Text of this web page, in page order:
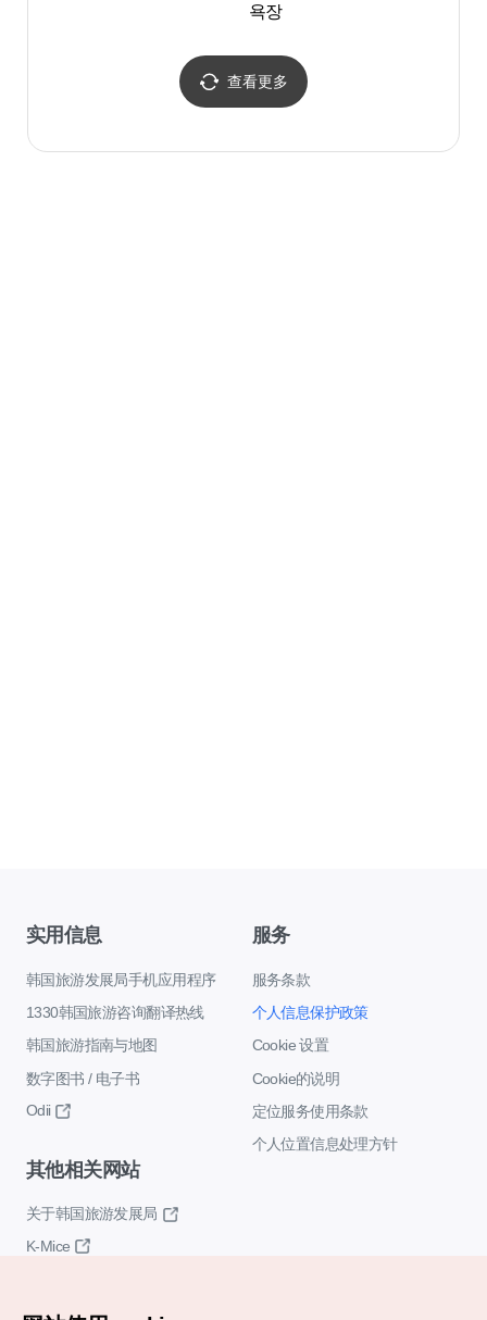
욕장
查看更多
实用信息
韩国旅游发展局手机应用程序
1330韩国旅游咨询翻译热线
韩国旅游指南与地图
数字图书 / 电子书
Odii
服务
服务条款
个人信息保护政策
Cookie 设置
Cookie的说明
定位服务使用条款
个人位置信息处理方针
其他相关网站
关于韩国旅游发展局
K-Mice